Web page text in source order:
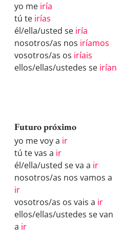
yo me iría
tú te irías
él/ella/usted se iría
nosotros/as nos iríamos
vosotros/as os iríais
ellos/ellas/ustedes se irían
Futuro próximo
yo me voy a ir
tú te vas a ir
él/ella/usted se va a ir
nosotros/as nos vamos a
ir
vosotros/as os vais a ir
ellos/ellas/ustedes se van
a ir